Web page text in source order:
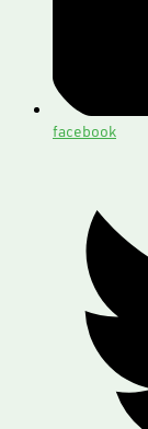
facebook